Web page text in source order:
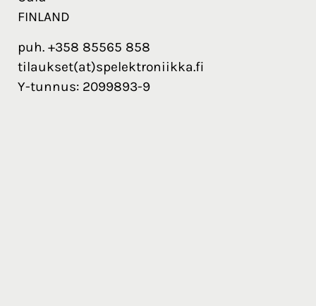
FINLAND
puh. +358 85565 858
tilaukset(at)spelektroniikka.fi
Y-tunnus: 2099893-9